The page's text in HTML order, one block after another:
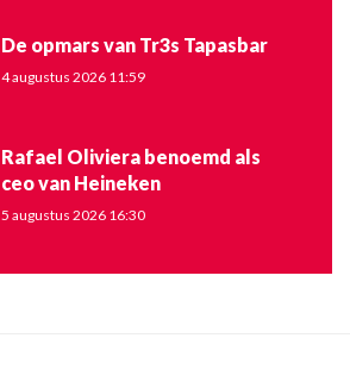
De opmars van Tr3s Tapasbar
4 augustus 2026 11:59
Rafael Oliviera benoemd als
ceo van Heineken
5 augustus 2026 16:30